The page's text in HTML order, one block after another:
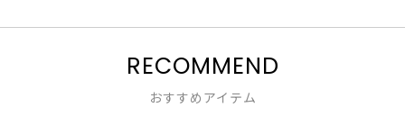
RECOMMEND
おすすめアイテム